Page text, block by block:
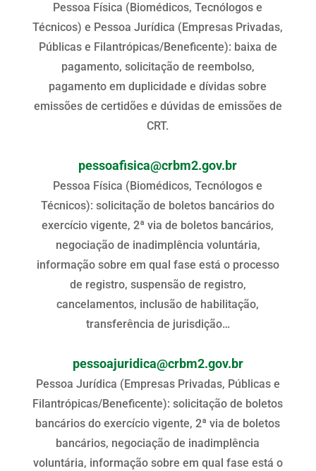
Pessoa Física (Biomédicos, Tecnólogos e
Técnicos) e Pessoa Jurídica (Empresas Privadas,
Públicas e Filantrópicas/Beneficente): baixa de
pagamento, solicitação de reembolso,
pagamento em duplicidade e dívidas sobre
emissões de certidões e dúvidas de emissões de
CRT.
pessoafisica@crbm2.gov.br
Pessoa Física (Biomédicos, Tecnólogos e
Técnicos): solicitação de boletos bancários do
exercício vigente, 2ª via de boletos bancários,
negociação de inadimplência voluntária,
informação sobre em qual fase está o processo
de registro, suspensão de registro,
cancelamentos, inclusão de habilitação,
transferência de jurisdição…
pessoajuridica@crbm2.gov.br
Pessoa Jurídica (Empresas Privadas, Públicas e
Filantrópicas/Beneficente): solicitação de boletos
bancários do exercício vigente, 2ª via de boletos
bancários, negociação de inadimplência
voluntária, informação sobre em qual fase está o